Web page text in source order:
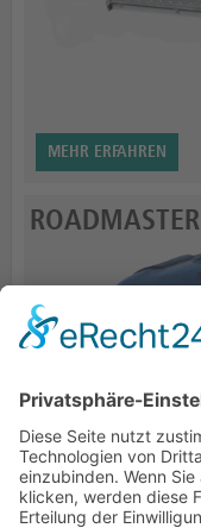
MEHR ERFAHREN
ROADMASTER